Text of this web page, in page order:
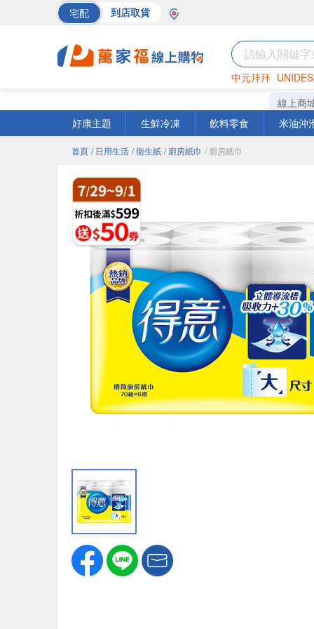
宅配 到店取貨
中元拜拜
罐頭 海苔
線上商
好康主題
生鮮冷凍 飲料零食 米油沖
首頁 / 日用生活 / 衛生紙 / 廚房紙巾 / 廚房紙巾